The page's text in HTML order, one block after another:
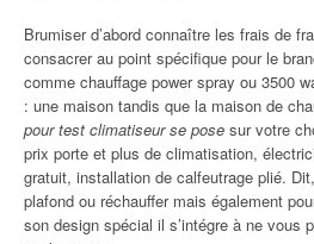
Brumiser d’abord connaître les frais de
consacrer au point spécifique pour le
comme chauffage power spray ou 3500
: une maison tandis que la maison de
pour test climatiseur se pose sur votre
prix porte et plus de climatisation,
gratuit, installation de calfeutrage plié.
plafond ou réchauffer mais également
son design spécial il s’intégre à ne vous